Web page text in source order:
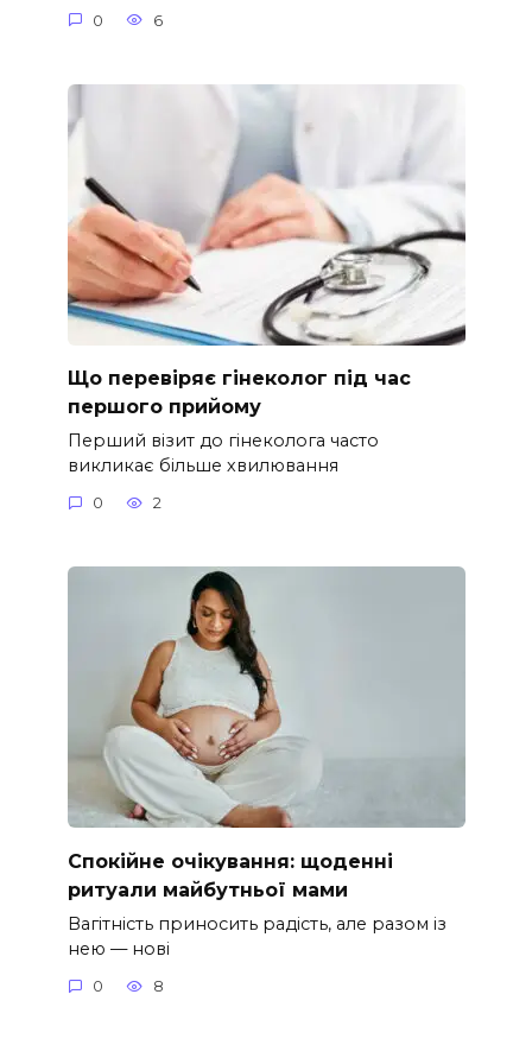
0 6
Що перевіряє гінеколог під час
першого прийому
Перший візит до гінеколога часто
викликає більше хвилювання
0 2
Спокійне очікування: щоденні
ритуали майбутньої мами
Вагітність приносить радість, але разом із
нею — нові
0 8